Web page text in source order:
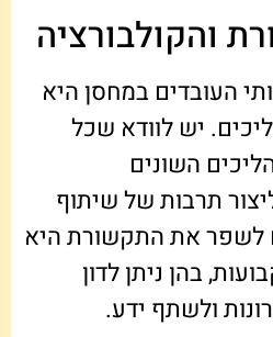
והקולבורציה
העובדים במחסן היא
יש לוודא שכל
השונים
תרבות של שיתוף
לשפר את התקשורת היא
בהן ניתן לדון
ולשתף ידע.